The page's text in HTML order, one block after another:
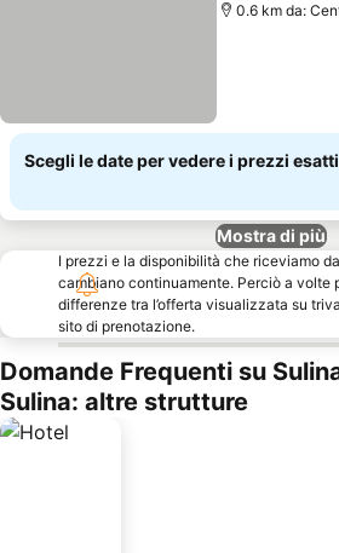
0.6 km da:
Scegli le date per vedere i prezzi esatti
Mostra di più
I prezzi e la disponibilità che riceviamo
cambiano continuamente. Perciò a volte
differenze tra l’offerta visualizzata su
sito di prenotazione.
Domande Frequenti su
Sulina: altre strutture